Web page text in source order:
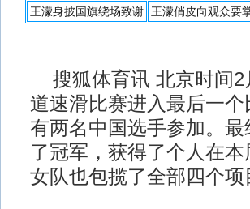
王濛身披国旗绕场致谢 王濛俏皮向观众要
搜狐体育讯 北京时间2
道速滑比赛进入最后一
有两名中国选手参加。
了冠军，获得了个人在
女队也包揽了全部四个项